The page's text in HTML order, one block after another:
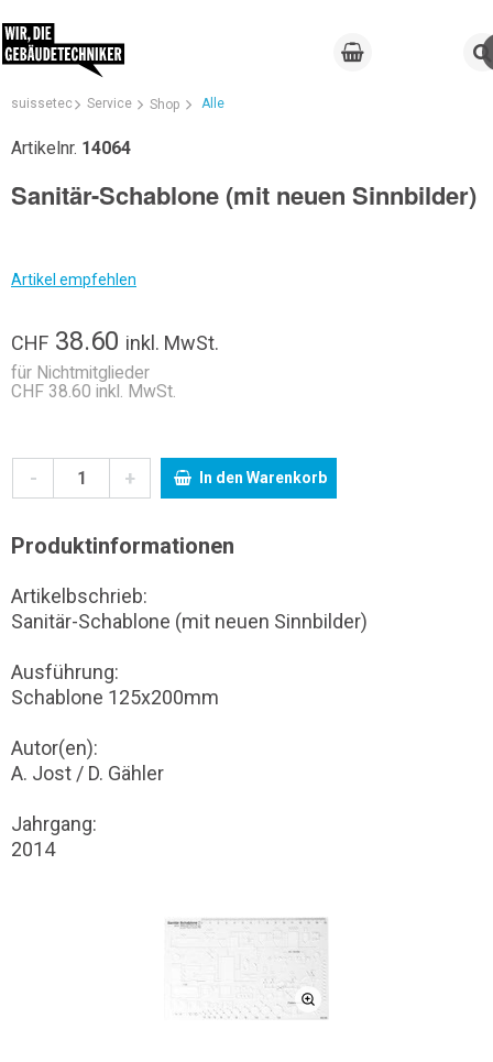
suissetec Service Shop Alle
Artikelnr. 14064
Sanitär-Schablone (mit neuen Sinnbilder)
Artikel empfehlen
CHF 38.60 inkl. MwSt.
für Nichtmitglieder
CHF 38.60 inkl. MwSt.
- + In den Warenkorb
Produktinformationen
Artikelbschrieb:
Sanitär-Schablone (mit neuen Sinnbilder)
Ausführung:
Schablone 125x200mm
Autor(en):
A. Jost / D. Gähler
Jahrgang:
2014